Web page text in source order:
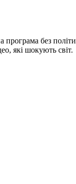
без
які шокують світ.